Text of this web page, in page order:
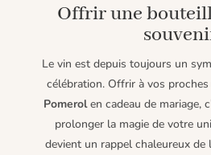
Offrir une
Le vin est depuis toujours un
célébration. Offrir à vos proches
Pomerolen cadeau de mariage,
prolonger la magie de votre
devient un rappel chaleureux de